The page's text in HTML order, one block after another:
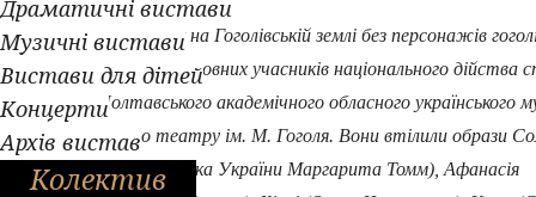
Драматичні вистави
Музичні вистави
Вистави для дітей
Концерти
Архів вистав
Колектив
А який же ярмарок на Гоголівській землі без персонажів
творів. Одними з головних учасників національного дійства
актори Полтавського академічного обласного українського
драматичного театру ім. М. Гоголя. Вони втілили образи
(заслужена артистка України Маргарита Томм), Афанасія